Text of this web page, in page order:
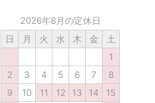
2026年8月の定休日
日
月 火 水 木 金
土
1
2
3 4 5 6 7
8
9
10 11 12 13 14
15